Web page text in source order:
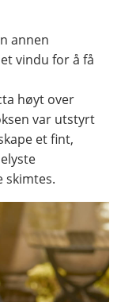
annen
vindu for å få
høyt over
var utstyrt
et fint,
skimtes.